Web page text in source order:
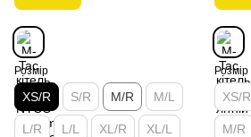
Розмір
XS/R S/R M/R M/L
L/R L/L XL/R XL/L
Розмір
XS/R
M/R